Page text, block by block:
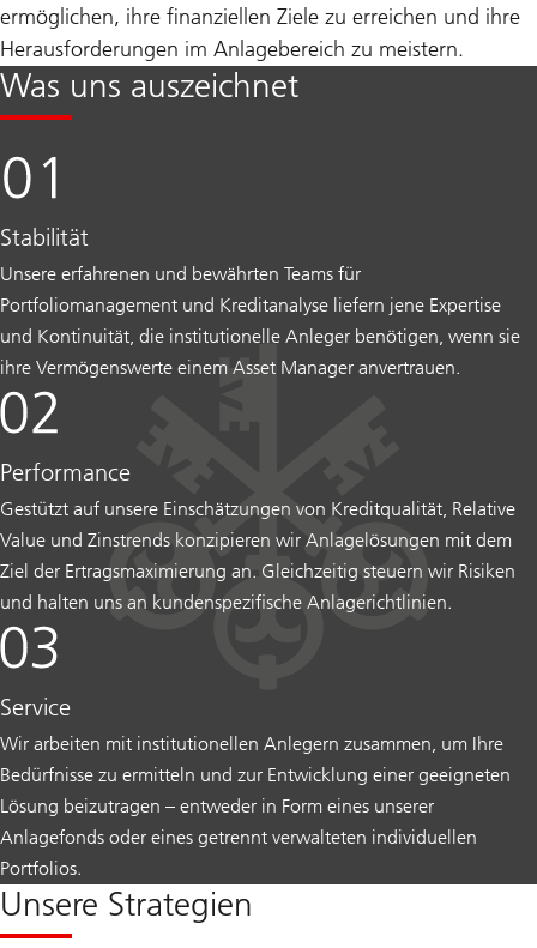
ermöglichen, ihre finanziellen Ziele zu erreichen und ihre
Herausforderungen im Anlagebereich zu meistern.
Was uns auszeichnet
Stabilität
Unsere erfahrenen und bewährten Teams für
Portfoliomanagement und Kreditanalyse liefern jene Expertise
und Kontinuität, die institutionelle Anleger benötigen, wenn sie
ihre Vermögenswerte einem Asset Manager anvertrauen.
Performance
Gestützt auf unsere Einschätzungen von Kreditqualität, Relative
Value und Zinstrends konzipieren wir Anlagelösungen mit dem
Ziel der Ertragsmaximierung an. Gleichzeitig steuern wir Risiken
und halten uns an kundenspezifische Anlagerichtlinien.
Service
Wir arbeiten mit institutionellen Anlegern zusammen, um Ihre
Bedürfnisse zu ermitteln und zur Entwicklung einer geeigneten
Lösung beizutragen – entweder in Form eines unserer
Anlagefonds oder eines getrennt verwalteten individuellen
Portfolios.
Unsere Strategien